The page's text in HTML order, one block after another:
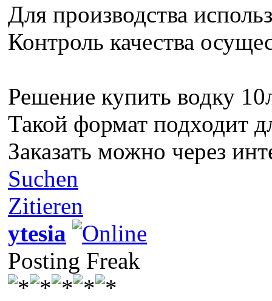
Для производства
Контроль качества
Решение купить водку
Такой формат подходит
Заказать можно через
Suchen
Zitieren
ytesia
Posting Freak